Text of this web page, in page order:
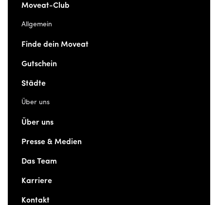
Moveat-Club
Allgemein
Finde dein Moveat
Gutschein
Städte
Über uns
Über uns
Presse & Medien
Das Team
Karriere
Kontakt